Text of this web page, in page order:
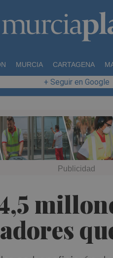
MURCIA CARTAGENA
+ Seguir en Google